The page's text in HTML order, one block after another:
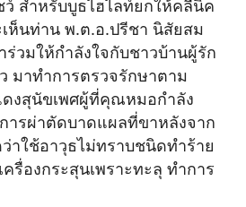
สำหรับบูธไฮไลท์ยกให้คลีนิค
ห็นท่าน พ.ต.อ.ปรีชา นิสัยสม
วมให้กำลังใจกับชาวบ้านผู้รัก
มาทำการตรวจรักษาตาม
ดงสุนัขเพศผู้ที่คุณหมอกำลัง
ารผ่าตัดบาดแผลที่ขาหลังจาก
าใช้อาวุธไม่ทราบชนิดทำร้าย
รื่องกระสุนเพราะทะลุ ทำการ